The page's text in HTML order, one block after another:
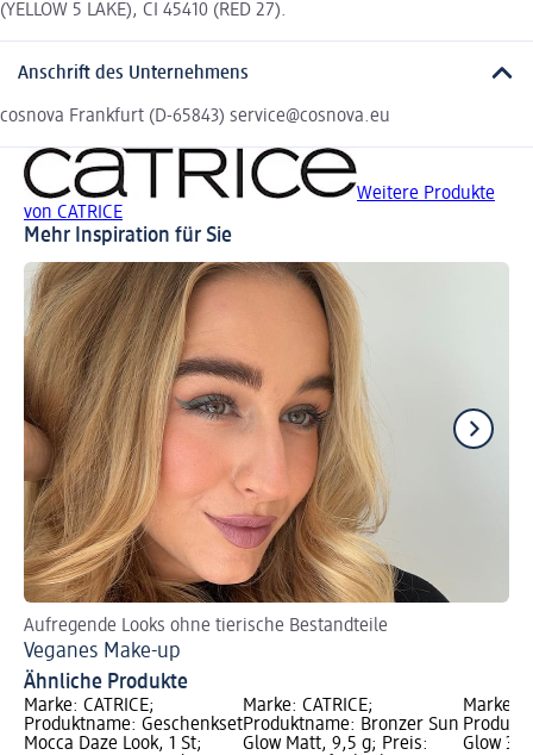
(YELLOW 5 LAKE), CI 45410 (RED 27).
Anschrift des Unternehmens
cosnova Frankfurt (D-65843) service@cosnova.eu
Weitere Produkte
von CATRICE
Mehr Inspiration für Sie
Aufregende Looks ohne tierische Bestandteile
Veganes Make-up
Ähnliche Produkte
Marke: CATRICE;
Produktname: Geschenkset
Mocca Daze Look, 1 St;
Marke: CATRICE;
Produktname: Bronzer Sun
Glow Matt, 9,5 g; Preis:
Marke:
Glow 35